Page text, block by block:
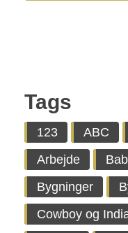
Tags
123 ABC
Arbejde
Bygninger
Cowboy og